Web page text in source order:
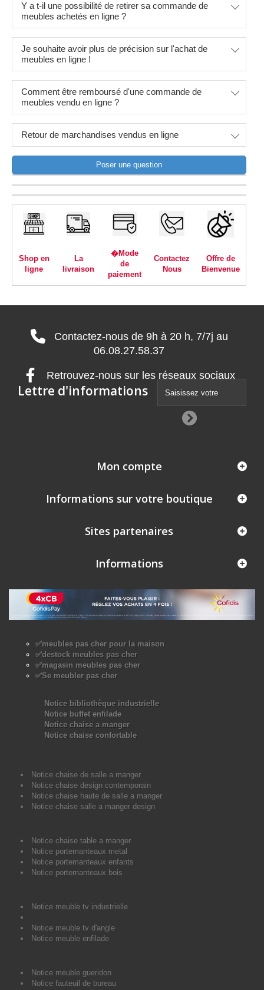
Y a t-il une possibilité de retirer sa commande de
meubles achetés en ligne ?
Je souhaite avoir plus de précision sur l'achat de
meubles en ligne !
Comment être remboursé d'une commande de
meubles vendu en ligne ?
Retour de marchandises vendus en ligne
Poser une question
Shop en
ligne
La
livraison
�Mode
de
paiement
Contactez
Nous
Offre de
Bienvenue
Contactez-nous de 9h à 20 h, 7/7j au
06.08.27.58.37
Retrouvez-nous sur les réseaux sociaux
Lettre d'informations
Mon compte
Informations sur votre boutique
Sites partenaires
Informations
✅Se meubler pas cher
✅magasin meubles pas cher
✅destock meubles pas cher
✅meubles pas cher pour la maison
Notice bibliothèque industrielle
Notice buffet enfilade
Notice chaise a manger
Notice chaise confortable
Notice chaise de salle a manger
Notice chaise design contemporain
Notice chaise haute de salle a manger
Notice chaise salle a manger design
Notice chaise table a manger
Notice portemanteaux metal
Notice portemanteaux enfants
Notice portemanteaux bois
Notice meuble tv industrielle
Notice meuble tv d'angle
Notice meuble enfilade
Notice meuble gueridon
Notice fauteuil de bureau